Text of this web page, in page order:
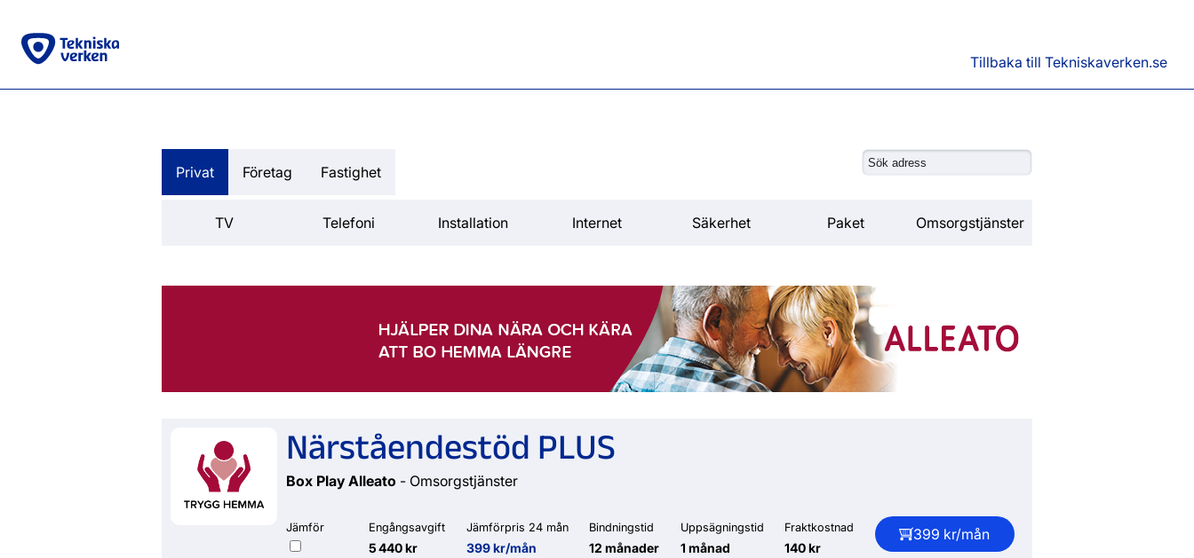
Tillbaka till Tekniskaverken.se
Privat Företag Fastighet
TV Telefoni Installation Internet Säkerhet Paket Omsorgstjänster
Närståendestöd PLUS
Box Play Alleato - Omsorgstjänster
Jämför Engångsavgift
5 440 kr
Jämförpris 24 mån
399 kr/mån
Bindningstid
12 månader
Uppsägningstid
1 månad
Fraktkostnad
140 kr
399 kr/mån